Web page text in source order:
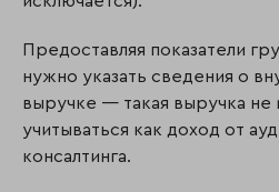
Предоставляя показатели
нужно указать сведения о
выручке — такая выручка не
учитываться как доход от
консалтинга.